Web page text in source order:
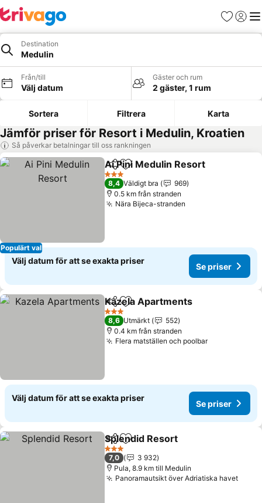
Favoriter
Logga
Destination
Medulin
Från/till
Välj datum
Gäster och rum
2 gäster, 1 rum
Sortera Filtrera Karta
Jämför priser för Resort i Medulin, Kroatien
Så påverkar betalningar till oss rankningen
Populärt val
Dela Lägg till i Mina Favoriter
Ai Pini Medulin Resort
3 Stjärnor
8,4 Väldigt bra
969
0.5 km från stranden
Nära Bijeca-stranden
Välj datum för att se exakta priser
Se priser
Dela Lägg till i Mina Favoriter
Kazela Apartments
3 Stjärnor
8,6 Utmärkt
552
0.4 km från stranden
Flera matställen och poolbarSe priser
Välj datum för att se exakta priser
Se priser
Dela Lägg till i Mina Favoriter
Splendid Resort
3 Stjärnor
7,0
3 932
Pula, 8.9 km till Medulin
Panoramautsikt över Adriatiska havetSe